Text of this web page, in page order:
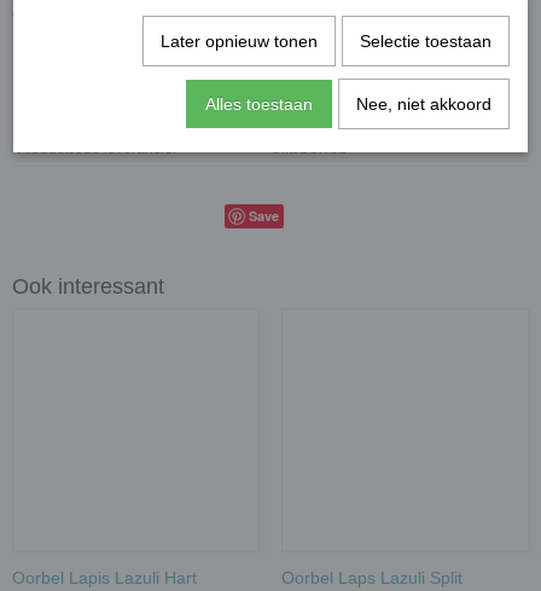
cadeau voor een dierliefhebber.
Specificaties
2538
Productcode leverancier Gifts2Give1
Save
Ook interessant
Oorbel Lapis Lazuli Hart Oorbel Laps Lazuli Split
Later opnieuw tonen Selectie toestaan
Alles toestaan Nee, niet akkoord